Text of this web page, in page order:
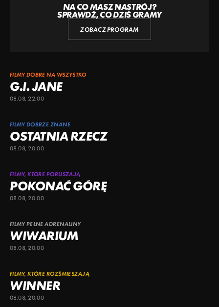
NA CO MASZ NASTRÓJ?
SPRAWDŹ, CO DZIŚ GRAMY
ZOBACZ PROGRAM
FILMY DOBRE NA WSZYSTKO
G.I. JANE
08.08, 22:00
FILMY DOBRZE ZNANE
OSTATNIA RZECZ
08.08, 20:00
FILMY, KTÓRE PORUSZAJĄ
POKONAĆ GÓRĘ
08.08, 20:00
FILMY PEŁNE ADRENALINY
WIWARIUM
08.08, 20:00
FILMY, KTÓRE ROZŚMIESZAJĄ
WINNER
08.08, 20:00